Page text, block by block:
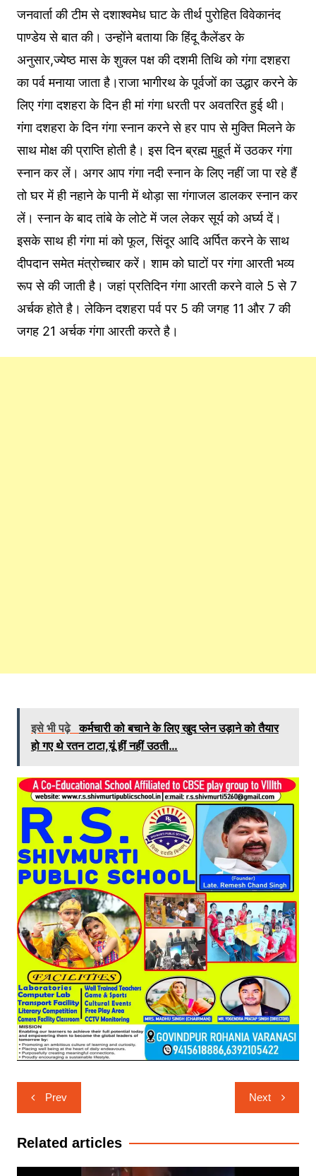
जनवार्ता की टीम से दशाश्वमेध घाट के तीर्थ पुरोहित विवेकानंद
पाण्डेय से बात की। उन्होंने बताया कि हिंदू कैलेंडर के
अनुसार,ज्येष्ठ मास के शुक्ल पक्ष की दशमी तिथि को गंगा दशहरा
का पर्व मनाया जाता है।राजा भागीरथ के पूर्वजों का उद्धार करने के
लिए गंगा दशहरा के दिन ही मां गंगा धरती पर अवतरित हुई थी।
गंगा दशहरा के दिन गंगा स्नान करने से हर पाप से मुक्ति मिलने के
साथ मोक्ष की प्राप्ति होती है। इस दिन ब्रह्म मुहूर्त में उठकर गंगा
स्नान कर लें। अगर आप गंगा नदी स्नान के लिए नहीं जा पा रहे हैं
तो घर में ही नहाने के पानी में थोड़ा सा गंगाजल डालकर स्नान कर
लें। स्नान के बाद तांबे के लोटे में जल लेकर सूर्य को अर्घ्य दें।
इसके साथ ही गंगा मां को फूल, सिंदूर आदि अर्पित करने के साथ
दीपदान समेत मंत्रोच्चार करें। शाम को घाटों पर गंगा आरती भव्य
रूप से की जाती है। जहां प्रतिदिन गंगा आरती करने वाले 5 से 7
अर्चक होते है। लेकिन दशहरा पर्व पर 5 की जगह 11 और 7 की
जगह 21 अर्चक गंगा आरती करते है।
इसे भी पढ़े कर्मचारी को बचाने के लिए खुद प्लेन उड़ाने को तैयार
हो गए थे रतन टाटा,यूं हीं नहीं उठती…
Post
navigation
Prev Next
Related articles